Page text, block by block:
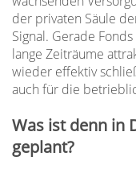
der privaten Säule
Signal. Gerade
lange Zeiträume
wieder effektiv
auch für die
Was ist denn in
geplant?